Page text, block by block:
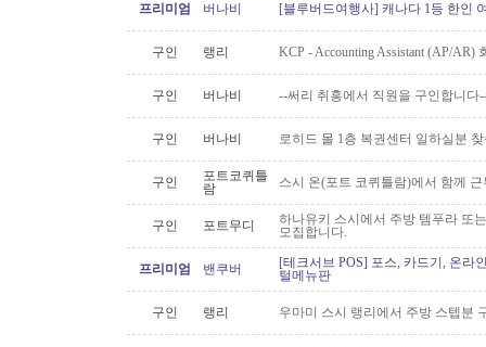
프리미엄 버나비 [블루버드여행사] 캐나다 1등 한인
구인 랭리 KCP - Accounting Assistant (AP/
구인 버나비 --써리 취홍에서 직원을 구인합니다
구인 버나비 로히드 몰 1층 복권센터 일하실분
구인
포트코퀴틀
람
스시 온(포트 코퀴틀람)에서 함께
구인 포트무디
하나유키 스시에서 주방 템푸라 또
모집합니다.
프리미엄 밴쿠버
[테크서브 POS] 포스, 카드기, 온라
털메뉴판
구인 랭리 우마미 스시 랭리에서 주방 스텝분